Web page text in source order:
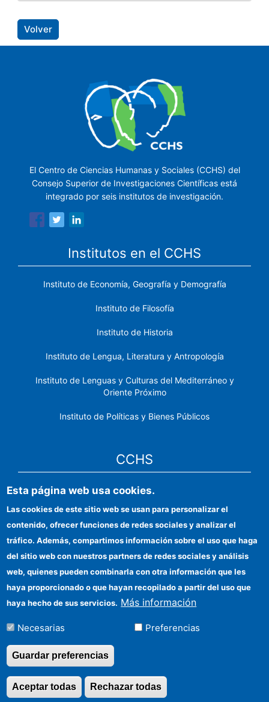
Volver
El Centro de Ciencias Humanas y Sociales (CCHS) del
Consejo Superior de Investigaciones Científicas está
integrado por seis institutos de investigación.
Institutos en el CCHS
Instituto de Economía, Geografía y Demografía
Instituto de Filosofía
Instituto de Historia
Instituto de Lengua, Literatura y Antropología
Instituto de Lenguas y Culturas del Mediterráneo y
Oriente Próximo
Instituto de Políticas y Bienes Públicos
CCHS
Sede electrónica CSIC
Identidad institucional
Información para proveedores
Ayudas FEDER
Organismos financiadores
Contacto
Cómo llegar
©Copyright 2026 Todos los derechos reservados
Esta página web usa cookies.
Las cookies de este sitio web se usan para personalizar el
contenido, ofrecer funciones de redes sociales y analizar el
tráfico. Además, compartimos información sobre el uso que haga
del sitio web con nuestros partners de redes sociales y análisis
web, quienes pueden combinarla con otra información que les
haya proporcionado o que hayan recopilado a partir del uso que
haya hecho de sus servicios. Más información
Necesarias Preferencias
Guardar preferencias
Rechazar todas
Aceptar todas